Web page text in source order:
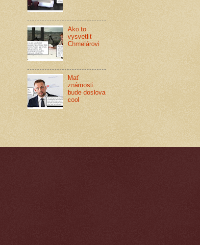
Ako to
vysvetliť
Chmelárovi
Mať
známosti
bude doslova
cool